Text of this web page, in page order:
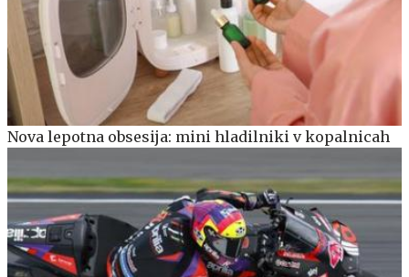
Nova lepotna obsesija: mini hladilniki v kopalnicah